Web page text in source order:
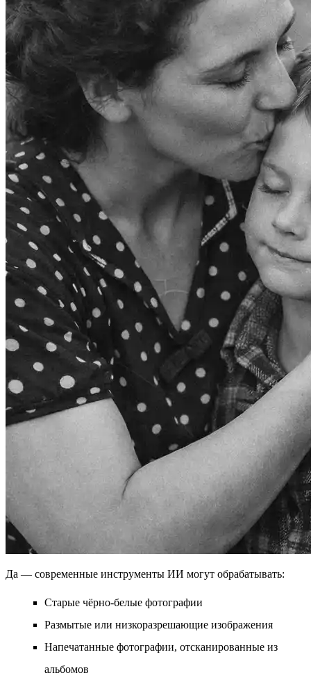
Да — современные инструменты ИИ могут обрабатывать:
Старые чёрно-белые фотографии
Размытые или низкоразрешающие изображения
Напечатанные фотографии, отсканированные из
альбомов